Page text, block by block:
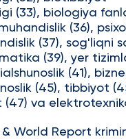
(33), biologiya
(36),
(37), sog'liqni
(39), yer
(41),
(45), tibbiyot
va
& World Report